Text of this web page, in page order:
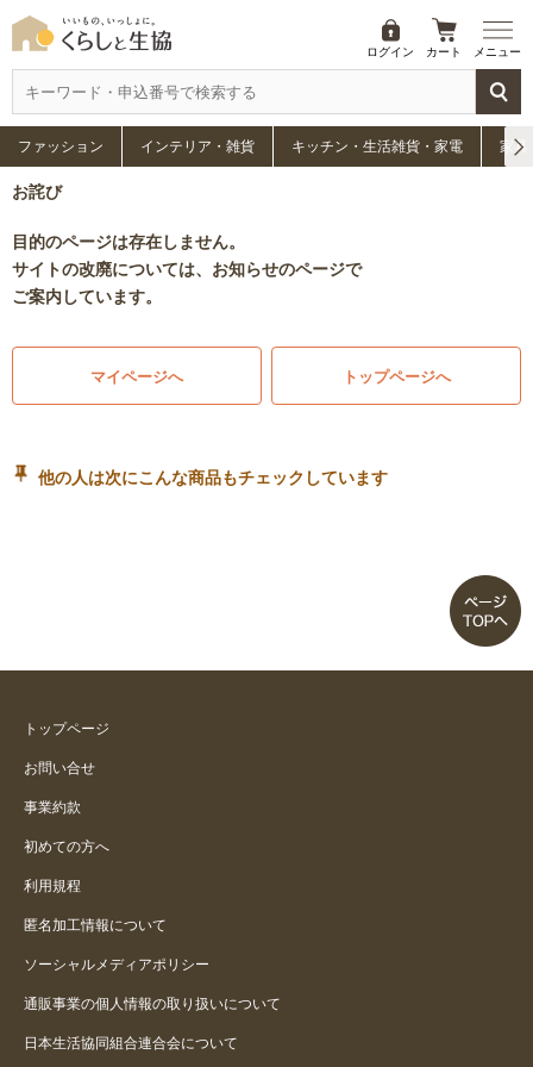
ログイン カート メニュー
ファッション インテリア・雑貨 キッチン・生活雑貨・家電 家具
お詫び
目的のページは存在しません。
サイトの改廃については、お知らせのページで
ご案内しています。
マイページへ トップページへ
他の人は次にこんな商品もチェックしています
トップページ
お問い合せ
事業約款
初めての方へ
利用規程
匿名加工情報について
ソーシャルメディアポリシー
通販事業の個人情報の取り扱いについて
日本生活協同組合連合会について